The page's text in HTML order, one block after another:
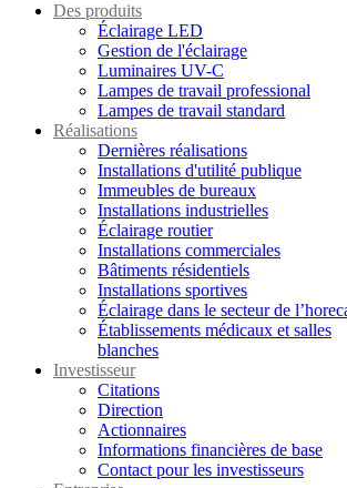
Des produits
Éclairage LED
Gestion de l'éclairage
Luminaires UV-C
Lampes de travail professional
Lampes de travail standard
Réalisations
Dernières réalisations
Installations d'utilité publique
Immeubles de bureaux
Installations industrielles
Éclairage routier
Installations commerciales
Bâtiments résidentiels
Installations sportives
Éclairage dans le secteur de
Établissements médicaux et salles
blanches
Investisseur
Citations
Direction
Actionnaires
Informations financières de base
Contact pour les investisseurs